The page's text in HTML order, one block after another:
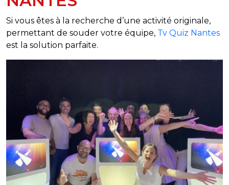
Si vous êtes à la recherche d’une activité originale,
permettant de souder votre équipe, Tv Quiz Nantes
est la solution parfaite.